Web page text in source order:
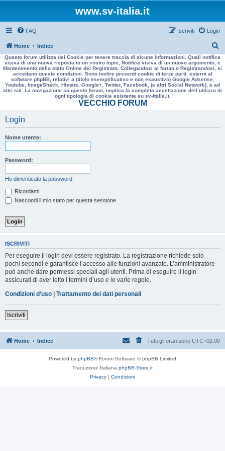
www.sv-italia.it
FAQ Login
Iscriviti
Home Indice
e
r
a
Questo forum utilizza dei Cookie per tenere traccia di alcune informazioni. Quali notifica
visiva di una nuova risposta in un vostro topic, Notifica visiva di un nuovo argomento, e
Mantenimento dello stato Online del Registrato. Collegandosi al forum o Registrandosi, si
accettano queste condizioni. Sono inoltre presenti cookie di terze parti, esterni al
software phpBB, relativi a (titolo esemplificativo e non esaustivo) Google Adsense,
Youtube, ImageShack, Histats, Google+, Twitter, Facebook, (e altri Social Network), e ad
altri siti. La navigazione su questo forum, implica la completa accettazione dell’utilizzo di
ogni tipologia di cookie esistente su sv-italia.it.
VECCHIO FORUM
Login
Nome utente:
Password:
Ho dimenticato la password
Ricordami
Nascondi il mio stato per questa sessione
ISCRIVITI
Per eseguire il login devi essere registrato. La registrazione richiede solo
pochi secondi e garantisce l’accesso alle funzioni avanzate. L’amministratore
può anche dare permessi speciali agli utenti. Prima di eseguire il login
assicurati di aver letto i termini d’uso e le varie regole.
Condizioni d’uso | Trattamento dei dati personali
Iscriviti
Home Indice Tutti gli orari sono UTC+02:00
Powered by phpBB® Forum Software © phpBB Limited
Traduzione Italiana phpBB-Store.it
Privacy | Condizioni